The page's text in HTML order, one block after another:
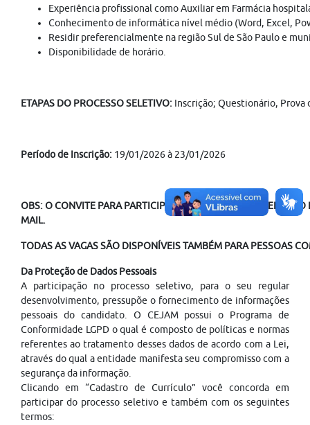
Experiência profissional como Auxiliar em Farmácia
Conhecimento de informática nível médio (Word, Excel,
Residir preferencialmente na região Sul de São Paulo e
Disponibilidade de horário.
ETAPAS DO PROCESSO SELETIVO: Inscrição; Questionário,
Período de Inscrição: 19/01/2026 à 23/01/2026
OBS: O CONVITE PARA PARTICIPAÇÃO NO PROCESSO SELETIVO
MAIL.
TODAS AS VAGAS SÃO DISPONÍVEIS TAMBÉM PARA PESSOAS
Da Proteção de Dados Pessoais
A participação no processo seletivo, para o seu regular
desenvolvimento, pressupõe o fornecimento de informações
pessoais do candidato. O CEJAM possui o Programa de
Conformidade LGPD o qual é composto de políticas e normas
referentes ao tratamento desses dados de acordo com a Lei,
através do qual a entidade manifesta seu compromisso com a
segurança da informação.
Clicando em “Cadastro de Currículo” você concorda em
participar do processo seletivo e também com os seguintes
termos: